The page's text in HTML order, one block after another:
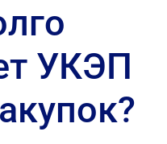
УКЭП